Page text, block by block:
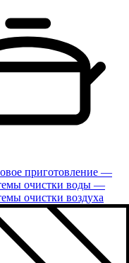
приготовление —
очистки воды —
очистки воздуха